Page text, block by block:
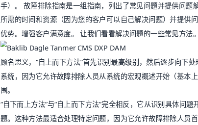
手）。 故障排除指南是一组指南，列出了常见问题并提供问
所需的时间和资源（因为您的客户可以自己解决问题）并提供
优势。增强客户满意度。 让我们看看解决问题的一些常见方法。
顾名思义，“自上而下方法”首先识别最高级别，然后逐步向下
系统，因为它允许故障排除人员从系统的宏观概述开始（基本
围。
“自下而上方法”与“自上而下方法”完全相反，它从识别具体问
题。这种方法最适合处理特定问题，因为它允许故障排除人员首